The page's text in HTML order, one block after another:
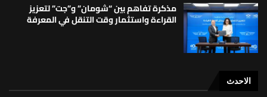
مذكرة تفاهم بين “شومان” و”جت” لتعزيز
القراءة واستثمار وقت التنقل في المعرفة
الاحدث